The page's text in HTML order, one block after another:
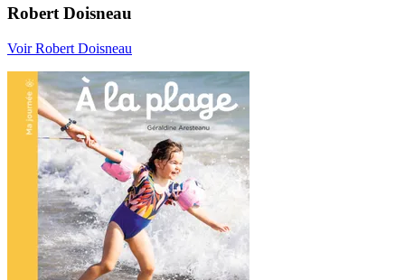
Robert Doisneau
Voir Robert Doisneau